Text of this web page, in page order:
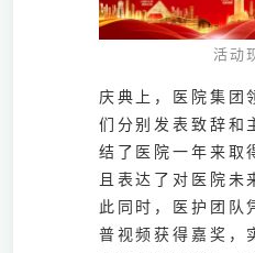
活动
庆典上，医院集团
们分别发表致辞和
结了医院一年来取
且表达了对医院未
此同时，医护团队
普视频获得嘉奖，